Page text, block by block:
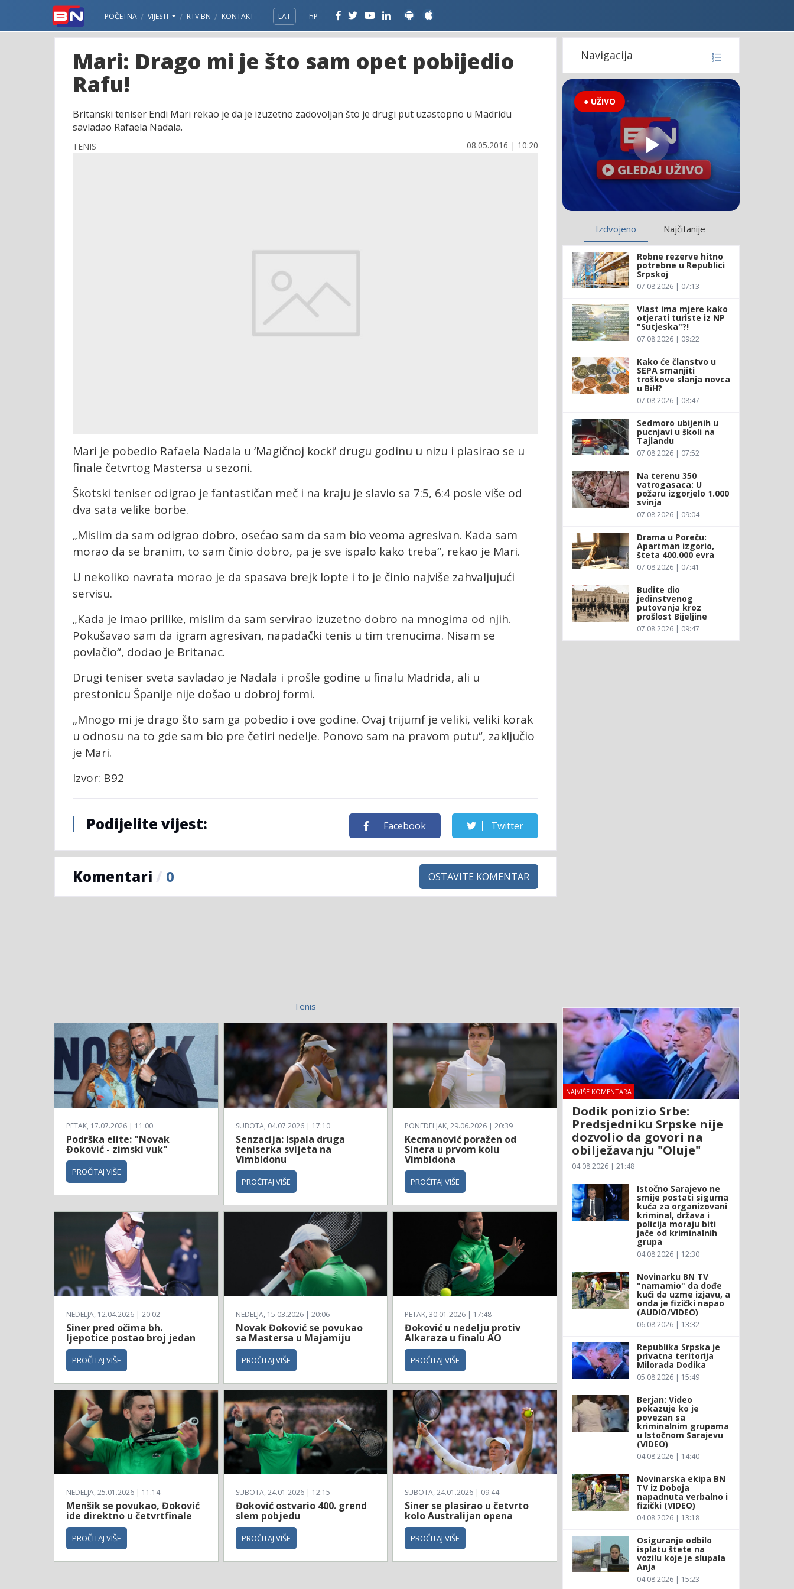
POČETNA VIJESTI RTV BN KONTAKT LAT ЋР
Mari: Drago mi je što sam opet pobijedio
Rafu!
Britanski teniser Endi Mari rekao je da je izuzetno zadovoljan što je drugi put uzastopno u Madridu
savladao Rafaela Nadala.
TENIS 08.05.2016 | 10:20
Mari je pobedio Rafaela Nadala u ‘Magičnoj kocki’ drugu godinu u nizu i plasirao se u
finale četvrtog Mastersa u sezoni.
Škotski teniser odigrao je fantastičan meč i na kraju je slavio sa 7:5, 6:4 posle više od
dva sata velike borbe.
„Mislim da sam odigrao dobro, osećao sam da sam bio veoma agresivan. Kada sam
morao da se branim, to sam činio dobro, pa je sve ispalo kako treba“, rekao je Mari.
U nekoliko navrata morao je da spasava brejk lopte i to je činio najviše zahvaljujući
servisu.
„Kada je imao prilike, mislim da sam servirao izuzetno dobro na mnogima od njih.
Pokušavao sam da igram agresivan, napadački tenis u tim trenucima. Nisam se
povlačio“, dodao je Britanac.
Drugi teniser sveta savladao je Nadala i prošle godine u finalu Madrida, ali u
prestonicu Španije nije došao u dobroj formi.
„Mnogo mi je drago što sam ga pobedio i ove godine. Ovaj trijumf je veliki, veliki korak
u odnosu na to gde sam bio pre četiri nedelje. Ponovo sam na pravom putu“, zaključio
je Mari.
Izvor: B92
Podijelite vijest: Facebook Twitter
Komentari / 0 OSTAVITE KOMENTAR
Tenis
PETAK, 17.07.2026 | 11:00
Podrška elite: "Novak
Đoković - zimski vuk"
PROČITAJ VIŠE
SUBOTA, 04.07.2026 | 17:10
Senzacija: Ispala druga
teniserka svijeta na
Vimbldonu
PROČITAJ VIŠE
PONEDELJAK, 29.06.2026 | 20:39
Kecmanović poražen od
Sinera u prvom kolu
Vimbldona
PROČITAJ VIŠE
NEDELJA, 12.04.2026 | 20:02
Siner pred očima bh.
ljepotice postao broj jedan
PROČITAJ VIŠE
NEDELJA, 15.03.2026 | 20:06
Novak Đoković se povukao
sa Mastersa u Majamiju
PROČITAJ VIŠE
PETAK, 30.01.2026 | 17:48
Đoković u nedelju protiv
Alkaraza u finalu AO
PROČITAJ VIŠE
NEDELJA, 25.01.2026 | 11:14
Menšik se povukao, Đoković
ide direktno u četvrtfinale
PROČITAJ VIŠE
SUBOTA, 24.01.2026 | 12:15
Đoković ostvario 400. grend
slem pobjedu
PROČITAJ VIŠE
SUBOTA, 24.01.2026 | 09:44
Siner se plasirao u četvrto
kolo Australijan opena
PROČITAJ VIŠE
Navigacija
● UŽIVO
Izdvojeno Najčitanije
Robne rezerve hitno
potrebne u Republici
Srpskoj
07.08.2026 | 07:13
Vlast ima mjere kako
otjerati turiste iz NP
"Sutjeska"?!
07.08.2026 | 09:22
Kako će članstvo u
SEPA smanjiti
troškove slanja novca
u BiH?
07.08.2026 | 08:47
Sedmoro ubijenih u
pucnjavi u školi na
Tajlandu
07.08.2026 | 07:52
Na terenu 350
vatrogasaca: U
požaru izgorjelo 1.000
svinja
07.08.2026 | 09:04
Drama u Poreču:
Apartman izgorio,
šteta 400.000 evra
07.08.2026 | 07:41
Budite dio
jedinstvenog
putovanja kroz
prošlost Bijeljine
07.08.2026 | 09:47
NAJVIŠE KOMENTARA
Dodik ponizio Srbe:
Predsjedniku Srpske nije
dozvolio da govori na
obilježavanju "Oluje"
04.08.2026 | 21:48
Istočno Sarajevo ne
smije postati sigurna
kuća za organizovani
kriminal, država i
policija moraju biti
jače od kriminalnih
grupa
04.08.2026 | 12:30
Novinarku BN TV
"namamio" da dođe
kući da uzme izjavu, a
onda je fizički napao
(AUDIO/VIDEO)
06.08.2026 | 13:32
Republika Srpska je
privatna teritorija
Milorada Dodika
05.08.2026 | 15:49
Berjan: Video
pokazuje ko je
povezan sa
kriminalnim grupama
u Istočnom Sarajevu
(VIDEO)
04.08.2026 | 14:40
Novinarska ekipa BN
TV iz Doboja
napadnuta verbalno i
fizički (VIDEO)
04.08.2026 | 13:18
Osiguranje odbilo
isplatu štete na
vozilu koje je slupala
Anja
04.08.2026 | 15:23